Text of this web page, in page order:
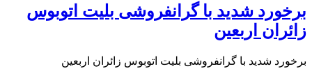
️برخورد شدید با گرانفروشی بلیت اتوبوس
زائران اربعین
️برخورد شدید با گرانفروشی بلیت اتوبوس زائران اربعین